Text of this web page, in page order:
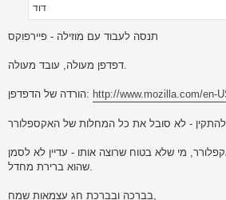
דוד
תנסה לעבוד עם מוזילה - פיירפוקס
דפדפן מעולה, עובד מעולה.
הורדה של הדפדפן: http://www.mozilla.com/en-
- לא סובל את כל המחלות של האקספלורר
מי שלא בטוח שרוצה אותו - עדיין לא לסמן
שהוא ברירת מחדל.
בברכה ובברכת חג עצמאות שמח,